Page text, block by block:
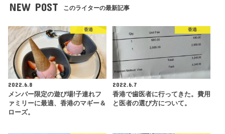
NEW POST このライターの最新記事
香港
2022.6.8
メンバー限定の遊び場!子連れフ
ァミリーに最適、香港のマギー＆
ローズ。
香港
2022.6.7
香港で歯医者に行ってきた。費用
と医者の選び方について。